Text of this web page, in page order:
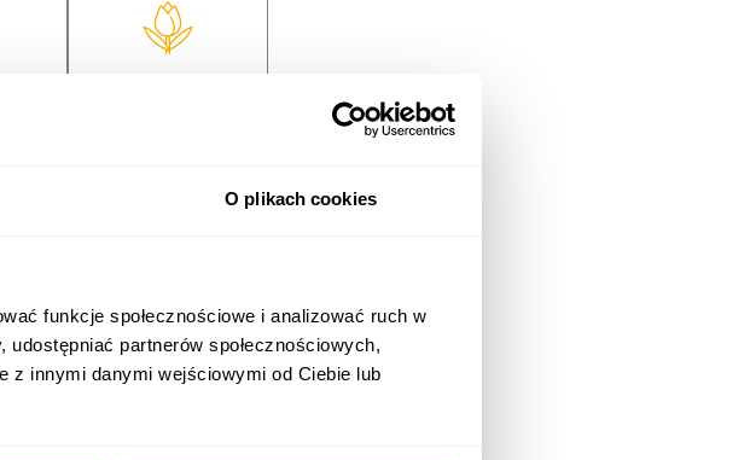
O plikach cookies
funkcje społecznościowe i analizować ruch w
partnerów społecznościowych,
z innymi danymi wejściowymi od Ciebie lub
Ślub